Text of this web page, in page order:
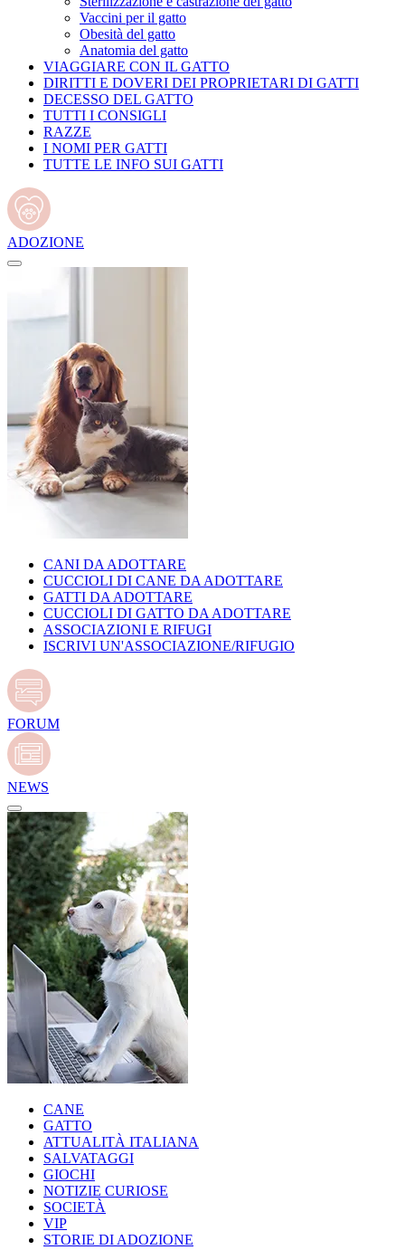
Vaccini per il gatto
Obesità del gatto
Anatomia del gatto
VIAGGIARE CON IL GATTO
DIRITTI E DOVERI DEI PROPRIETARI DI GATTI
DECESSO DEL GATTO
TUTTI I CONSIGLI
RAZZE
I NOMI PER GATTI
TUTTE LE INFO SUI GATTI
ADOZIONE
CANI DA ADOTTARE
CUCCIOLI DI CANE DA ADOTTARE
GATTI DA ADOTTARE
CUCCIOLI DI GATTO DA ADOTTARE
ASSOCIAZIONI E RIFUGI
ISCRIVI UN'ASSOCIAZIONE/RIFUGIO
FORUM
NEWS
CANE
GATTO
ATTUALITÀ ITALIANA
SALVATAGGI
GIOCHI
NOTIZIE CURIOSE
SOCIETÀ
VIP
STORIE DI ADOZIONE